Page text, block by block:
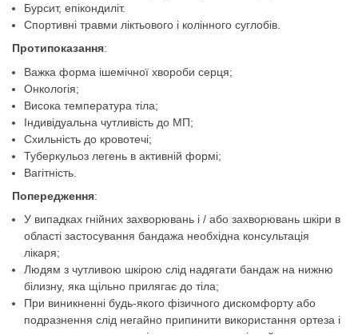
Бурсит, епікондиліт.
Спортивні травми ліктьового і колінного суглобів.
Протипоказання:
Важка форма ішемічної хвороби серця;
Онкологія;
Висока температура тіла;
Індивідуальна чутливість до МП;
Схильність до кровотечі;
Туберкульоз легень в активній формі;
Вагітність.
Попередження:
У випадках гнійних захворювань і / або захворювань шкіри в
області застосування бандажа необхідна консультація
лікаря;
Людям з чутливою шкірою слід надягати бандаж на нижню
білизну, яка щільно прилягає до тіла;
При виникненні будь-якого фізичного дискомфорту або
подразнення слід негайно припинити використання ортеза і